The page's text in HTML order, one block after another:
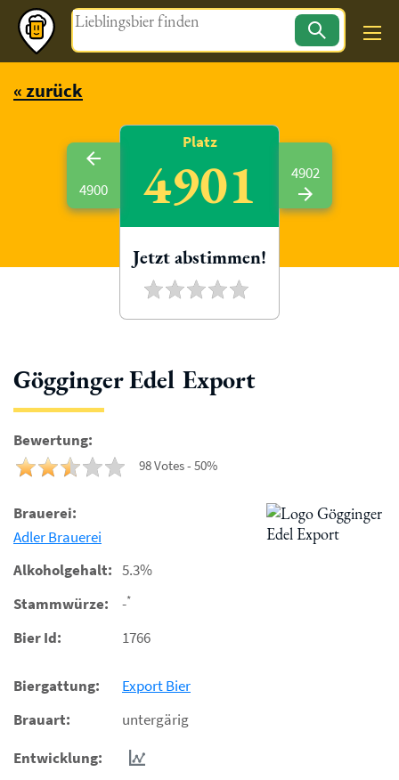
Magazin
« zurück
Gögginger Edel Export
Bewertung:
98 Votes - 50%
Brauerei:
Adler Brauerei
Alkoholgehalt: 5.3%
Stammwürze:
-*
Bier Id: 1766
Biergattung:
Export Bier
Brauart:
untergärig
Entwicklung:
4900
Platz
4901
Jetzt abstimmen!
4902